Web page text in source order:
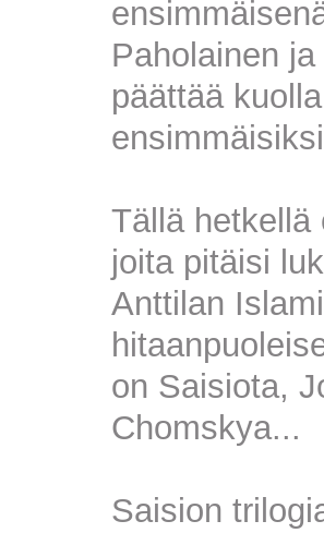
Paholainen
päättää
Tällä hetkellä
joita pitäisi
Anttilan
on Saisiota,
Chomskya...
Saision